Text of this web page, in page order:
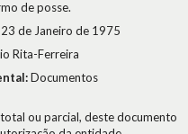
de posse.
de Janeiro de 1975
Rita-Ferreira
Documentos
ou parcial, deste documento